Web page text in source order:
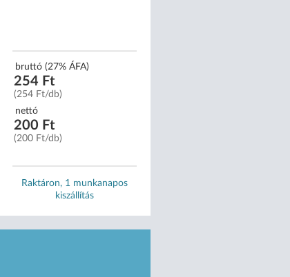
bruttó (27% ÁFA)
254 Ft
(254 Ft/db)
nettó
200 Ft
(200 Ft/db)
Raktáron, 1 munkanapos
kiszállítás